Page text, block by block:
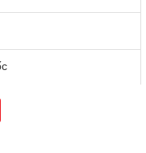
gian
giúp thực phẩm
kiệm thời gian nấu
hương vị và chất